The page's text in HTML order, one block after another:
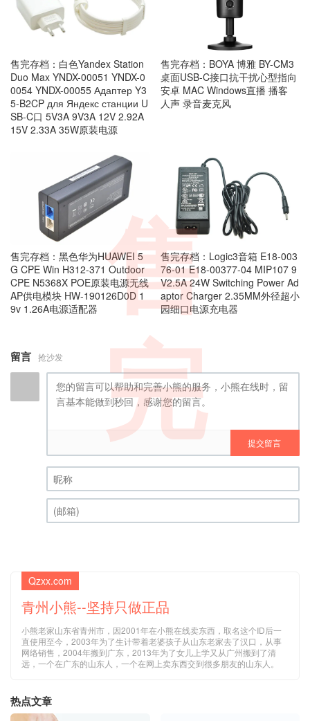
售完存档：白色Yandex Station
Duo Max YNDX-00051 YNDX-0
0054 YNDX-00055 Адаптер Y3
5-B2CP для Яндекс станции U
SB-C口 5V3A 9V3A 12V 2.92A
15V 2.33A 35W原装电源
售完存档：BOYA 博雅 BY-CM3
桌面USB-C接口抗干扰心型指向
安卓 MAC Windows直播 播客
人声 录音麦克风
售完存档：黑色华为HUAWEI 5
G CPE Win H312-371 Outdoor
CPE N5368X POE原装电源无线
AP供电模块 HW-190126D0D 1
9v 1.26A电源适配器
售完存档：Logic3音箱 E18-003
76-01 E18-00377-04 MIP107 9
V2.5A 24W Switching Power Ad
aptor Charger 2.35MM外径超小
园细口电源充电器
留言 抢沙发
提交留言
昵称 (必填)
Qzxx.com
青州小熊--坚持只做正品
小熊老家山东省青州市，因2001年在小熊在线卖东西，取名这个ID后一
直使用至今，2003年为了生计带着老婆孩子从山东老家去了汉口，从事
网络销售，2004年搬到广东，2013年为了女儿上学又从广州搬到了清
远，一个在广东的山东人，一个在网上卖东西交到很多朋友的山东人。
热点文章
售
完